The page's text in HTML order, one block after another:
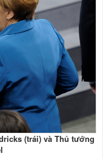
(trái) và Thủ tướng